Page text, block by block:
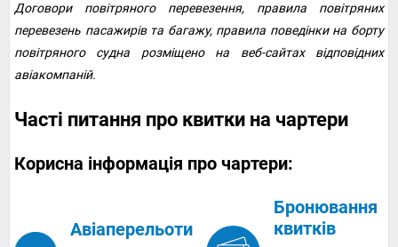
Договори повітряного перевезення, правила повітряних
перевезень пасажирів та багажу, правила поведінки на борту
повітряного судна розміщено на веб-сайтах відповідних
авіакомпаній.
Часті питання про квитки на чартери
Корисна інформація про чартери:
Авіаперельоти
Бронювання
квитків